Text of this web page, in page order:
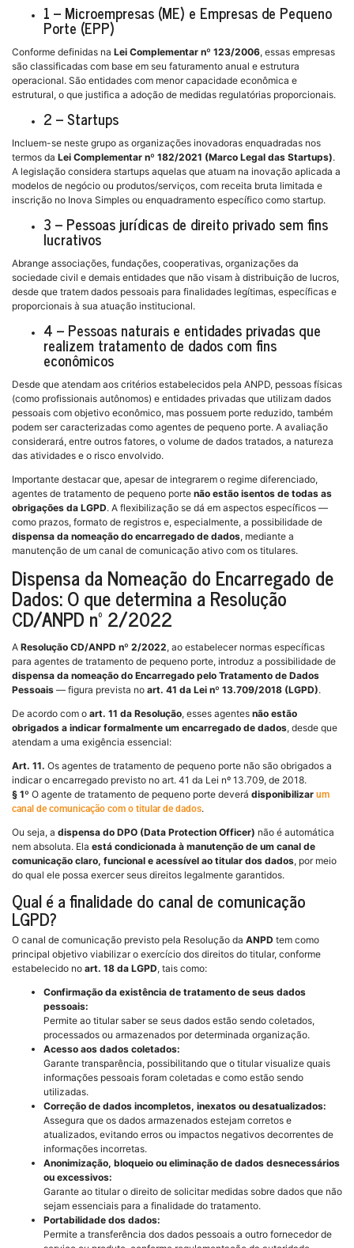
1 – Microempresas (ME) e Empresas de Pequeno
Porte (EPP)
Conforme definidas na Lei Complementar nº 123/2006, essas empresas
são classificadas com base em seu faturamento anual e estrutura
operacional. São entidades com menor capacidade econômica e
estrutural, o que justifica a adoção de medidas regulatórias proporcionais.
2 – Startups
Incluem-se neste grupo as organizações inovadoras enquadradas nos
termos da Lei Complementar nº 182/2021 (Marco Legal das Startups).
A legislação considera startups aquelas que atuam na inovação aplicada a
modelos de negócio ou produtos/serviços, com receita bruta limitada e
inscrição no Inova Simples ou enquadramento específico como startup.
3 – Pessoas jurídicas de direito privado sem fins
lucrativos
Abrange associações, fundações, cooperativas, organizações da
sociedade civil e demais entidades que não visam à distribuição de lucros,
desde que tratem dados pessoais para finalidades legítimas, específicas e
proporcionais à sua atuação institucional.
4 – Pessoas naturais e entidades privadas que
realizem tratamento de dados com fins
econômicos
Desde que atendam aos critérios estabelecidos pela ANPD, pessoas físicas
(como profissionais autônomos) e entidades privadas que utilizam dados
pessoais com objetivo econômico, mas possuem porte reduzido, também
podem ser caracterizadas como agentes de pequeno porte. A avaliação
considerará, entre outros fatores, o volume de dados tratados, a natureza
das atividades e o risco envolvido.
Importante destacar que, apesar de integrarem o regime diferenciado,
agentes de tratamento de pequeno porte não estão isentos de todas as
obrigações da LGPD. A flexibilização se dá em aspectos específicos —
como prazos, formato de registros e, especialmente, a possibilidade de
dispensa da nomeação do encarregado de dados, mediante a
manutenção de um canal de comunicação ativo com os titulares.
Dispensa da Nomeação do Encarregado de
Dados: O que determina a Resolução
CD/ANPD nº 2/2022
A Resolução CD/ANPD nº 2/2022, ao estabelecer normas específicas
para agentes de tratamento de pequeno porte, introduz a possibilidade de
dispensa da nomeação do Encarregado pelo Tratamento de Dados
Pessoais — figura prevista no art. 41 da Lei nº 13.709/2018 (LGPD).
De acordo com o art. 11 da Resolução, esses agentes não estão
obrigados a indicar formalmente um encarregado de dados, desde que
atendam a uma exigência essencial:
Art. 11. Os agentes de tratamento de pequeno porte não são obrigados a
indicar o encarregado previsto no art. 41 da Lei nº 13.709, de 2018.
§ 1º O agente de tratamento de pequeno porte deverá disponibilizar um
canal de comunicação com o titular de dados.
Ou seja, a dispensa do DPO (Data Protection Officer) não é automática
nem absoluta. Ela está condicionada à manutenção de um canal de
comunicação claro, funcional e acessível ao titular dos dados, por meio
do qual ele possa exercer seus direitos legalmente garantidos.
Qual é a finalidade do canal de comunicação
LGPD?
O canal de comunicação previsto pela Resolução da ANPD tem como
principal objetivo viabilizar o exercício dos direitos do titular, conforme
estabelecido no art. 18 da LGPD, tais como:
Confirmação da existência de tratamento de seus dados
pessoais:
Permite ao titular saber se seus dados estão sendo coletados,
processados ou armazenados por determinada organização.
Acesso aos dados coletados:
Garante transparência, possibilitando que o titular visualize quais
informações pessoais foram coletadas e como estão sendo
utilizadas.
Correção de dados incompletos, inexatos ou desatualizados:
Assegura que os dados armazenados estejam corretos e
atualizados, evitando erros ou impactos negativos decorrentes de
informações incorretas.
Anonimização, bloqueio ou eliminação de dados desnecessários
ou excessivos:
Garante ao titular o direito de solicitar medidas sobre dados que não
sejam essenciais para a finalidade do tratamento.
Portabilidade dos dados:
Permite a transferência dos dados pessoais a outro fornecedor de